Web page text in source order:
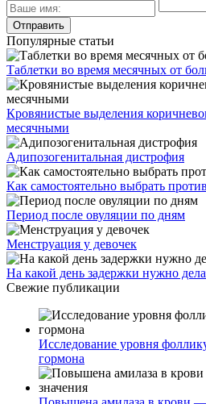
Популярные статьи
Таблетки во время месячных от
Кровянистые выделения
месячными
Адипозогенитальная дистрофия
Как самостоятельно выбрать
Период после овуляции по дням
Менструация у девочек
На какой день задержки нужно
Свежие публикации
Исследование уровня
гормона